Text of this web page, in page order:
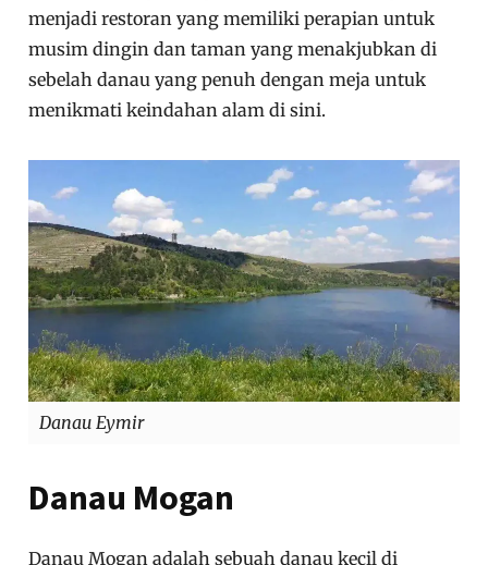
menjadi restoran yang memiliki perapian untuk
musim dingin dan taman yang menakjubkan di
sebelah danau yang penuh dengan meja untuk
menikmati keindahan alam di sini.
Danau Eymir
Danau Mogan
Danau Mogan adalah sebuah danau kecil di